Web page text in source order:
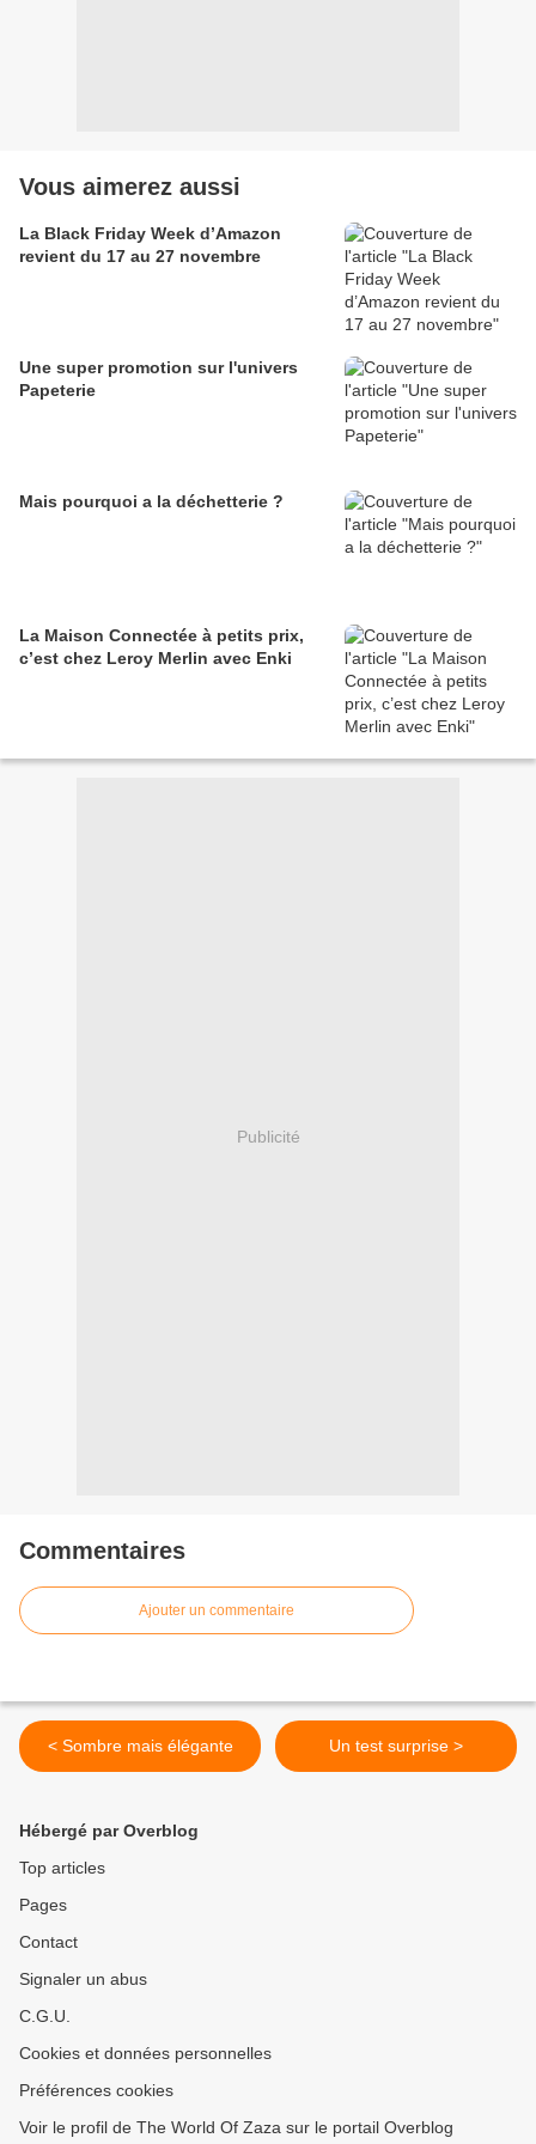
Vous aimerez aussi
La Black Friday Week d’Amazon
revient du 17 au 27 novembre
Une super promotion sur l'univers
Papeterie
Mais pourquoi a la déchetterie ?
La Maison Connectée à petits prix,
c’est chez Leroy Merlin avec Enki
Publicité
Commentaires
Ajouter un commentaire
< Sombre mais élégante Un test surprise >
Hébergé par Overblog
Top articles
Pages
Contact
Signaler un abus
C.G.U.
Cookies et données personnelles
Préférences cookies
Voir le profil de The World Of Zaza sur le portail Overblog